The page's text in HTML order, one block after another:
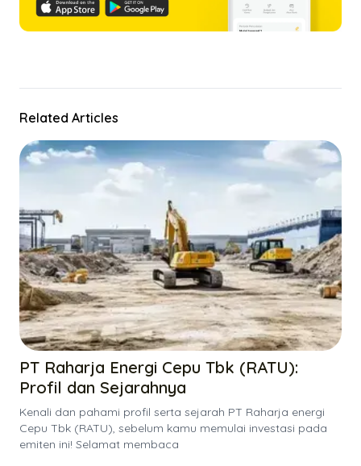
Related Articles
PT Raharja Energi Cepu Tbk (RATU):
Profil dan Sejarahnya
Kenali dan pahami profil serta sejarah PT Raharja energi
Cepu Tbk (RATU), sebelum kamu memulai investasi pada
emiten ini! Selamat membaca